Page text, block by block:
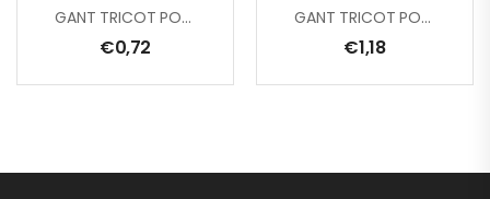
GANT TRICOT POLYESTER/ PAUME PU
€0,72
GANT TRICOT POLYAMIDE / PAUME PU
€1,18